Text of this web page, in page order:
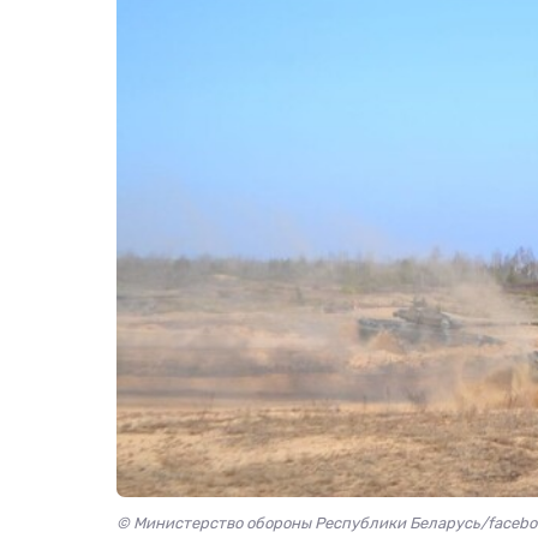
© Министерство обороны Республики Беларусь/